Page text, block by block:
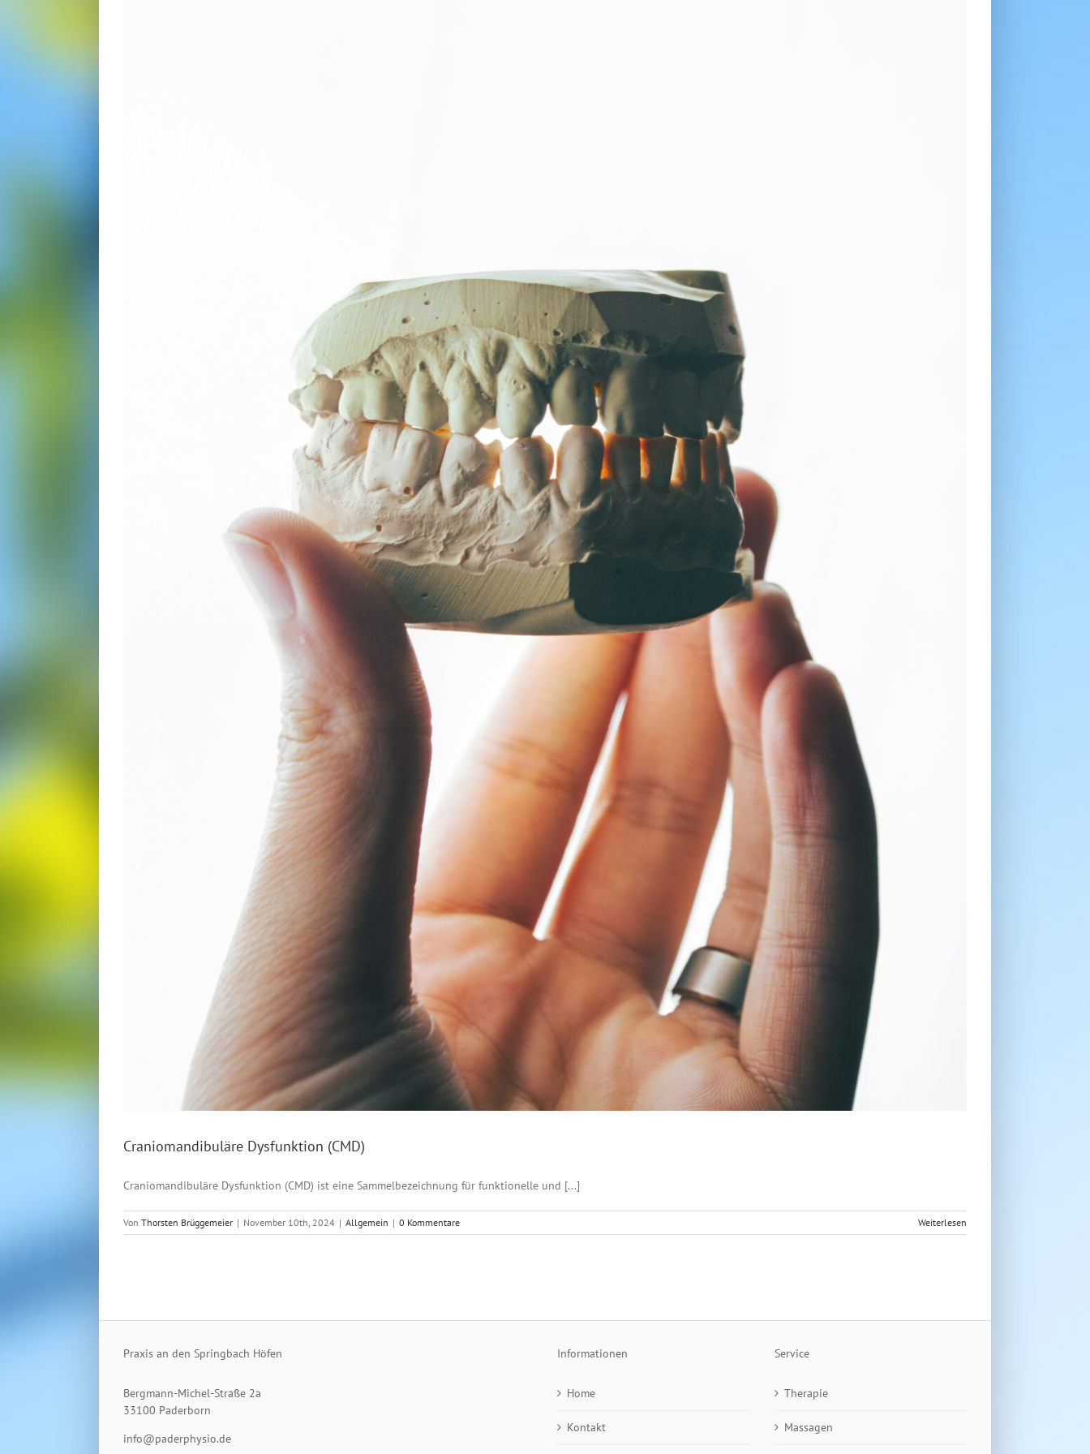
Craniomandibuläre Dysfunktion (CMD)
Craniomandibuläre Dysfunktion (CMD) ist eine Sammelbezeichnung für funktionelle und [...]
Von Thorsten Brüggemeier | November 10th, 2024 | Allgemein | 0 Kommentare Weiterlesen
Praxis an den Springbach Höfen
Bergmann-Michel-Straße 2a
33100 Paderborn
info@paderphysio.de
Informationen
Home
Kontakt
Service
Therapie
Massagen